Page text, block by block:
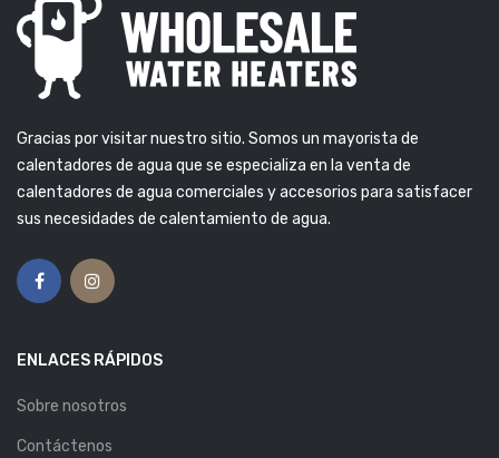
Gracias por visitar nuestro sitio. Somos un mayorista de
calentadores de agua que se especializa en la venta de
calentadores de agua comerciales y accesorios para satisfacer
sus necesidades de calentamiento de agua.
ENLACES RÁPIDOS
Sobre nosotros
Contáctenos